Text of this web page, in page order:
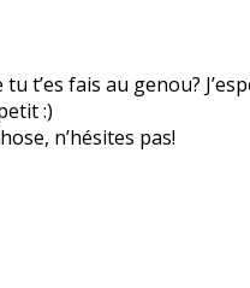
t’es fais au genou?
:)
n’hésites pas!